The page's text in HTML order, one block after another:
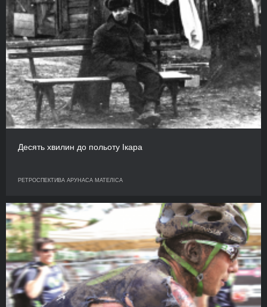
Десять хвилин до польоту Ікара
РЕТРОСПЕКТИВА АРУНАСА МАТЕЛІСА